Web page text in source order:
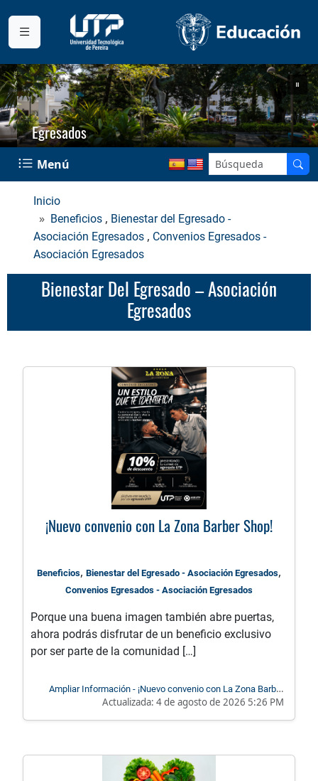
Egresados
Menú
Inicio
Beneficios , Bienestar del Egresado -
Asociación Egresados , Convenios Egresados -
Asociación Egresados
Bienestar Del Egresado – Asociación
Egresados
¡Nuevo convenio con La Zona Barber Shop!
Beneficios, Bienestar del Egresado - Asociación Egresados,
Convenios Egresados - Asociación Egresados
Porque una buena imagen también abre puertas,
ahora podrás disfrutar de un beneficio exclusivo
por ser parte de la comunidad […]
Ampliar Información - ¡Nuevo convenio con La Zona Barber
Shop!
Actualizada: 4 de agosto de 2026 5:26 PM